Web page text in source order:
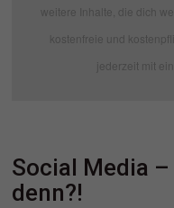
weitere Inhalte, die dich
kostenfreie und
jederzeit mit
Social Media
denn?!